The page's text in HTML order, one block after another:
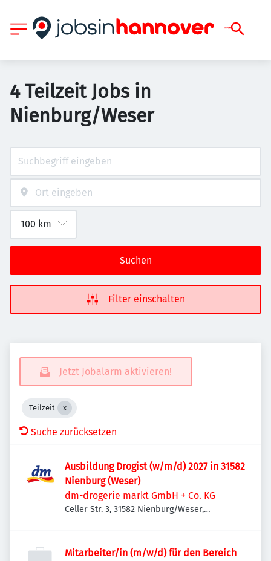
4 Teilzeit Jobs in
Nienburg/Weser
Suchen
Filter einschalten
Jetzt Jobalarm aktivieren!
Teilzeit
Suche zurücksetzen
Ausbildung Drogist (w/m/d) 2027 in 31582
Nienburg (Weser)
dm-drogerie markt GmbH + Co. KG
Celler Str. 3, 31582 Nienburg/Weser,
Mitarbeiter/in (m/w/d) für den Bereich